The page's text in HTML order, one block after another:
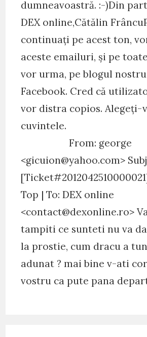
dumneavoastră. :-)Din
DEX online,Cătălin
continuați pe acest ton,
aceste emailuri, și pe
vor urma, pe blogul
Facebook. Cred că
vor distra copios. Alegeți-
From: george
<gicuion@yahoo.com>
Top | To: DEX online
<contact@dexonline.ro>
tampiti ce sunteti nu va
la prostie, cum dracu a
adunat ? mai bine v-ati
vostru ca pute pana